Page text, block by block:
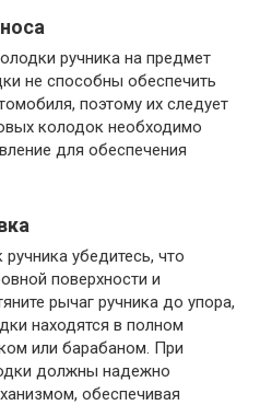
ручника на предмет
не способны обеспечить
поэтому их следует
колодок необходимо
для обеспечения
убедитесь, что
поверхности и
рычаг ручника до упора,
находятся в полном
или барабаном. При
должны надежно
обеспечивая